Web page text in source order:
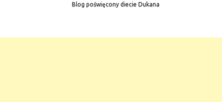
Blog poświęcony diecie Dukana